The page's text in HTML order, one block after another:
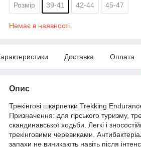
Розмір 39-41 42-44 45-47
Немає в наявності
Доставка Оплата
Опис
Трекінгові шкарпетки Trekking
Призначення: для гірського туризму,
скандинавської ходьби. Легкі і
трекінговими черевиками.
запахи не виникають навіть після